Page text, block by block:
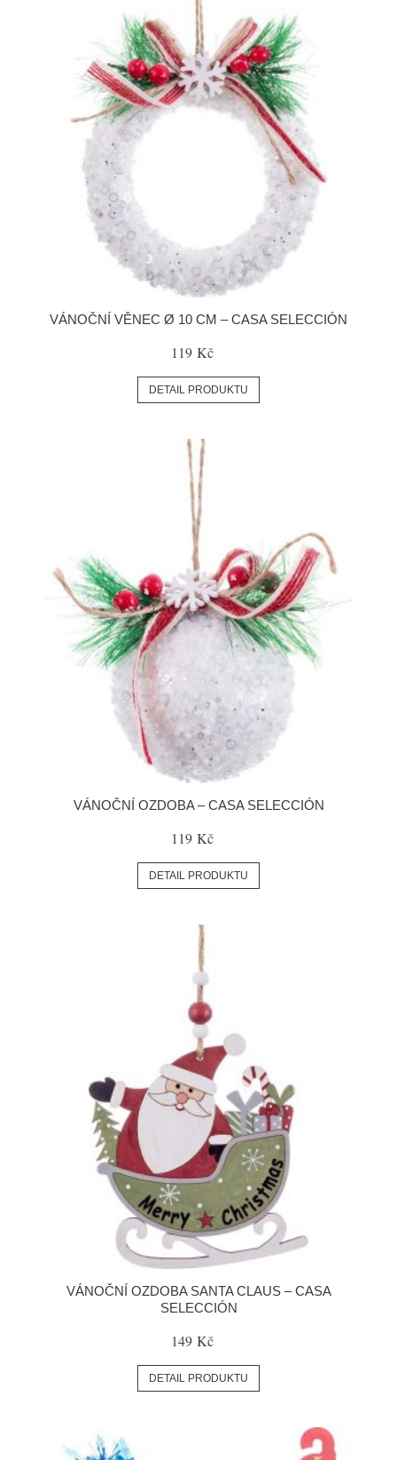
VÁNOČNÍ VĚNEC Ø 10 CM – CASA SELECCIÓN
119 Kč
DETAIL PRODUKTU
VÁNOČNÍ OZDOBA – CASA SELECCIÓN
119 Kč
DETAIL PRODUKTU
VÁNOČNÍ OZDOBA SANTA CLAUS – CASA
SELECCIÓN
149 Kč
DETAIL PRODUKTU